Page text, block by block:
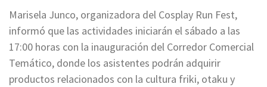
Marisela Junco, organizadora del Cosplay Run Fest,
informó que las actividades iniciarán el sábado a las
17:00 horas con la inauguración del Corredor Comercial
Temático, donde los asistentes podrán adquirir
productos relacionados con la cultura friki, otaku y